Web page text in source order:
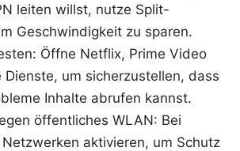
leiten willst, nutze Split-
Geschwindigkeit zu sparen.
Öffne Netflix, Prime Video
Dienste, um sicherzustellen, dass
Inhalte abrufen kannst.
öffentliches WLAN: Bei
aktivieren, um Schutz